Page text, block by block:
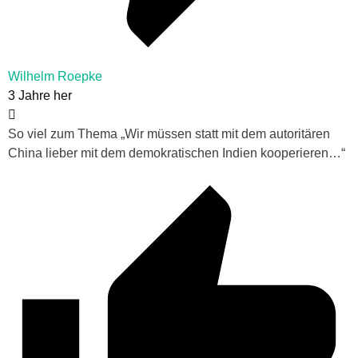
Wilhelm Roepke
3 Jahre her
So viel zum Thema „Wir müssen statt mit dem autoritären
China lieber mit dem demokratischen Indien kooperieren…“